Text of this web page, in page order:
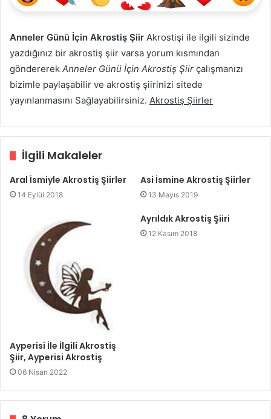
Anneler Günü İçin Akrostiş Şiir Akrostişi ile ilgili sizinde
yazdığınız bir akrostiş şiir varsa yorum kısmından
göndererek Anneler Günü İçin Akrostiş Şiir çalışmanızı
bizimle paylaşabilir ve akrostiş şiirinizi sitede
yayınlanmasını Sağlayabilirsiniz. Akrostiş Şiirler
İlgili Makaleler
Aral İsmiyle Akrostiş Şiirler
14 Eylül 2018
Asi İsmine Akrostiş Şiirler
13 Mayıs 2019
Ayperisi İle İlgili Akrostiş
Şiir, Ayperisi Akrostiş
06 Nisan 2022
Ayrıldık Akrostiş Şiiri
12 Kasım 2018